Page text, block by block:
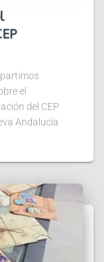
el
del CEP
Andalucía